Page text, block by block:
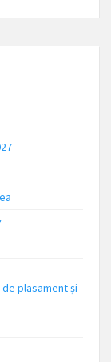
plasament și